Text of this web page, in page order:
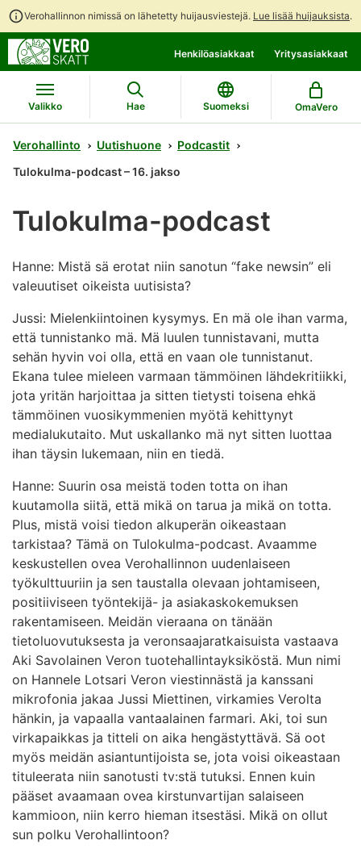
Verohallinnon nimissä on lähetetty huijausviestejä. Lue lisää huijauksista.
suoraan
sisältöön
koko
sivuston
hakuun
Henkilöasiakkaat Yritysasiakkaat
Valikko Hae Suomeksi OmaVero
Verohallinto Uutishuone
Podcastit
Tulokulma-podcast – 16. jakso
Tulokulma-podcast
Hanne: Mistä sä erotat niin sanotun “fake newsin” eli
valeuutiset oikeista uutisista?
Jussi: Mielenkiintoinen kysymys. En mä ole ihan varma,
että tunnistanko mä. Mä luulen tunnistavani, mutta
sehän hyvin voi olla, että en vaan ole tunnistanut.
Ekana tulee mieleen varmaan tämmöinen lähdekritiikki,
jota yritän harjoittaa ja sitten tietysti toisena ehkä
tämmöinen vuosikymmenien myötä kehittynyt
medialukutaito. Mut uskallanko mä nyt sitten luottaa
ihan täysin lukemaan, niin en tiedä.
Hanne: Suurin osa meistä toden totta on ihan
kuutamolla siitä, että mikä on tarua ja mikä on totta.
Plus, mistä voisi tiedon alkuperän oikeastaan
tarkistaa? Tämä on Tulokulma-podcast. Avaamme
keskustellen ovea Verohallinnon uudenlaiseen
työkulttuuriin ja sen taustalla olevaan johtamiseen,
positiiviseen työntekijä- ja asiakaskokemuksen
rakentamiseen. Meidän vieraana on tänään
tietoluovutuksesta ja veronsaajaratkaisuista vastaava
Aki Savolainen Veron tuotehallintayksiköstä. Mun nimi
on Hannele Lotsari Veron viestinnästä ja kanssani
mikrofonia jakaa Jussi Miettinen, virkamies Verolta
hänkin, ja vapaalla vantaalainen farmari. Aki, toi sun
virkapaikkas ja titteli on aika hengästyttävä. Sä oot
myös meidän asiantuntijoista se, jota voisi oikeastaan
tituleerata niin sanotusti tv:stä tutuksi. Ennen kuin
pääset avaamaan ovea kirstunvartijan salaiseen
kammioon, niin kerro hieman itsestäsi. Mikä on ollut
sun polku Verohallintoon?